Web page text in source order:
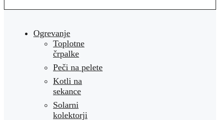
Ogrevanje
Toplotne
črpalke
Peči na pelete
Kotli na
sekance
Solarni
kolektorji